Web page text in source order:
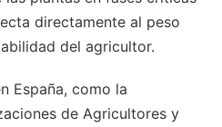
directamente al peso
del agricultor.
España, como la
de Agricultores y